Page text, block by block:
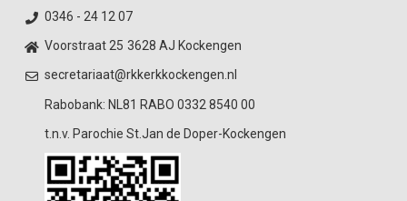
0346 - 24 12 07
Voorstraat 25 3628 AJ Kockengen
secretariaat@rkkerkkockengen.nl
Rabobank: NL81 RABO 0332 8540 00
t.n.v. Parochie St.Jan de Doper-Kockengen